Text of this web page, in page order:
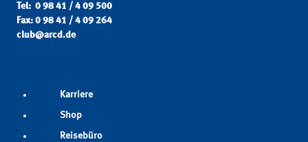
Tel: 0 98 41 / 4 09 500
Fax: 0 98 41 / 4 09 264
club@arcd.de
Karriere
Shop
Reisebüro